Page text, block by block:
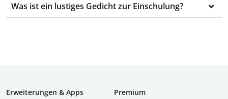
Was ist ein lustiges Gedicht zur Einschulung?
Erweiterungen & Apps
Premium